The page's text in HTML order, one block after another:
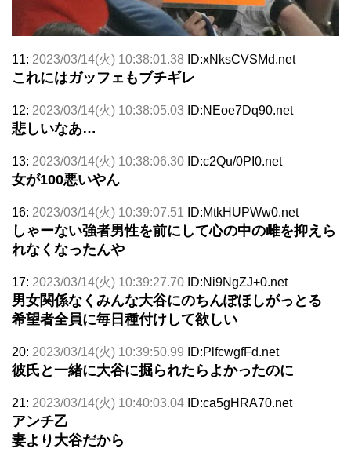
11: 2023/03/14(火) 10:38:01.38 ID:xNksCVSMd.net
これにはガッフェもブチギレ
12: 2023/03/14(火) 10:38:05.03 ID:NEoe7Dq90.net
悲しいなあ…
13: 2023/03/14(火) 10:38:06.30 ID:c2Qu/0PI0.net
女が100悪いやん
16: 2023/03/14(火) 10:39:07.51 ID:MtkHUPWw0.net
しゃーない強者男性を前にして心の中の雌を抑えら
れなくなったんや
17: 2023/03/14(火) 10:39:27.70 ID:Ni9NgZJ+0.net
男女関係なくみんな大谷にのちんぽほしがっとる
希望者全員に毎日種付けして欲しい
20: 2023/03/14(火) 10:39:50.99 ID:PlfcwgfFd.net
彼氏と一緒に大谷に掘られたらよかったのに
21: 2023/03/14(火) 10:40:03.04 ID:ca5gHRA70.net
アンチ乙
妻より大谷だから